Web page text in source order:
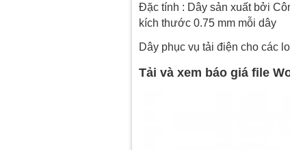
Đặc tính : Dây sản xuất bởi
kích thước 0.75 mm mỗi dây
Dây phục vụ tải điện cho các
Tải và xem báo giá file